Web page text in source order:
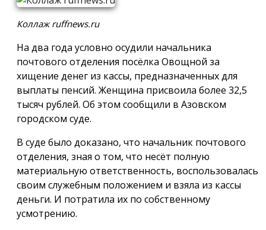
Коллаж ruffnews.ru
На два года условно осудили начальника
почтового отделения посёлка Овощной за
хищение денег из кассы, предназначенных для
выплаты пенсий. Женщина присвоила более 32,5
тысяч рублей. Об этом сообщили в Азовском
городском суде.
В суде было доказано, что начальник почтового
отделения, зная о том, что несёт полную
материальную ответственность, воспользовалась
своим служебным положением и взяла из кассы
деньги. И потратила их по собственному
усмотрению.